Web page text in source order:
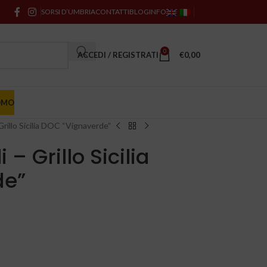
SORSI D’UMBRIACONTATTIBLOGINFO
ACCEDI / REGISTRATI 0 €0,00
Sicilia DOC “Vignaverde”
– Grillo Sicilia